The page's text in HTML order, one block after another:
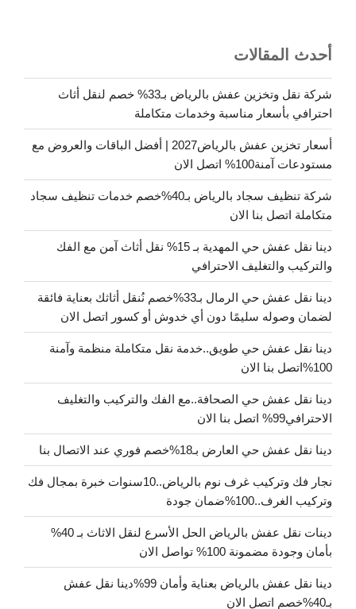
أحدث المقالات
شركة نقل وتخزين عفش بالرياض بـ33% خصم لنقل أثاث
احترافي بأسعار مناسبة وخدمات متكاملة
أسعار تخزين عفش بالرياض2027 | أفضل الباقات والعروض مع
مستودعات آمنة100% اتصل الان
شركة تنظيف سجاد بالرياض بـ40%خصم خدمات تنظيف سجاد
متكاملة اتصل بنا الان
دينا نقل عفش حي المهدية بـ 15% نقل أثاث آمن مع الفك
والتركيب والتغليف الاحترافي
دينا نقل عفش حي الرمال بـ33%خصم نُنقل أثاثك بعناية فائقة
لضمان وصوله سليمًا دون أي خدوش أو كسور اتصل الان
دينا نقل عفش حي طويق..خدمة نقل متكاملة منظمة وآمنة
100%اتصل بنا الان
دينا نقل عفش حي الصحافة..مع الفك والتركيب والتغليف
الاحترافي99% اتصل بنا الان
دينا نقل عفش حي العارض بـ18%خصم فوري عند الاتصال بنا
نجار فك وتركيب غرف نوم بالرياض..10سنوات خبرة بمجال فك
وتركيب الغرف..100%ضمان جودة
دينات نقل عفش بالرياض الحل الأسرع لنقل الاثاث بـ 40%
بأمان وجودة مضمونة 100% تواصل الان
دينا نقل عفش بالرياض بعناية وأمان 99%دينا نقل عفش
بـ40%خصم اتصل الان